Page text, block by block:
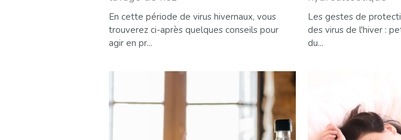
En cette période de virus hivernaux, vous
trouverez ci-après quelques conseils pour
agir en pr...
Les gestes de
des virus de l'hiver :
du...